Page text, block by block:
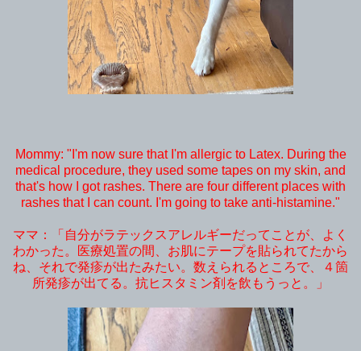
Mommy: "I'm now sure that I'm allergic to Latex. During the
medical procedure, they used some tapes on my skin, and
that's how I got rashes. There are four different places with
rashes that I can count. I'm going to take anti-histamine."
ママ：「自分がラテックスアレルギーだってことが、よく
わかった。医療処置の間、お肌にテープを貼られてたから
ね、それで発疹が出たみたい。数えられるところで、４箇
所発疹が出てる。抗ヒスタミン剤を飲もうっと。」